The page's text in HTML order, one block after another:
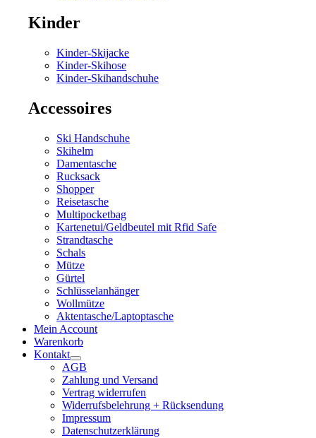
Kinder
Kinder-Skijacke
Kinder-Skihose
Kinder-Skihandschuhe
Accessoires
Ski Handschuhe
Skihelm
Damentasche
Rucksack
Shopper
Reisetasche
Multipocketbag
Kartenetui/Geldbeutel mit Rfid Safe
Strandtasche
Schals
Mütze
Gürtel
Schlüsselanhänger
Wollmütze
Aktentasche/Laptoptasche
Mein Account
Warenkorb
Kontakt
AGB
Zahlung und Versand
Vertrag widerrufen
Widerrufsbelehrung + Rücksendung
Impressum
Datenschutzerklärung